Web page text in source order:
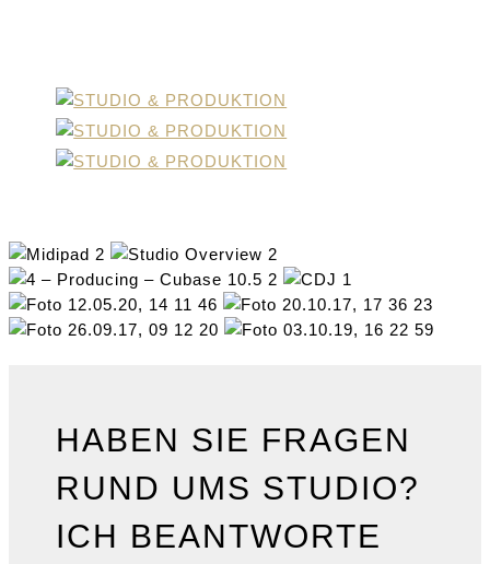
HABEN SIE FRAGEN
RUND UMS STUDIO?
ICH BEANTWORTE